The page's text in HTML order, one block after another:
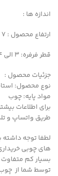
اندازه ها :
ارتفاع محصول : 7 الی 8 سانتی متر
قطر فرفره: 3 الی 4 سانتی متر
جزئیات محصول :
نوع محصول:
مواد پایه: چوب
طریق واتساپ و
لطفا توجه
های چوبی
بسیار کم
توسط شما از